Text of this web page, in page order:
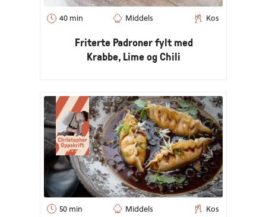
40 min Middels Kos
Friterte Padroner fylt med
Krabbe, Lime og Chili
50 min Middels Kos